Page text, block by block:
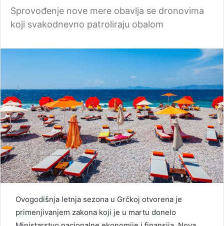
Sprovođenje nove mere obavlja se dronovima
koji svakodnevno patroliraju obalom
Ovogodišnja letnja sezona u Grčkoj otvorena je
primenjivanjem zakona koji je u martu donelo